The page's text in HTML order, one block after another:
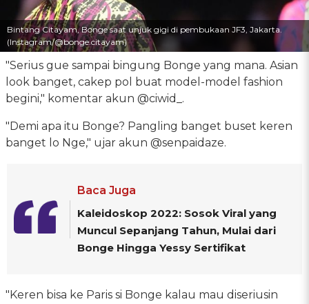
Bintang Citayam, Bonge saat unjuk gigi di pembukaan JF3, Jakarta.
(Instagram/@bonge.citayam)
"Serius gue sampai bingung Bonge yang mana. Asian
look banget, cakep pol buat model-model fashion
begini," komentar akun @ciwid_.
"Demi apa itu Bonge? Pangling banget buset keren
banget lo Nge," ujar akun @senpaidaze.
Baca Juga
Kaleidoskop 2022: Sosok Viral yang
Muncul Sepanjang Tahun, Mulai dari
Bonge Hingga Yessy Sertifikat
"Keren bisa ke Paris si Bonge kalau mau diseriusin